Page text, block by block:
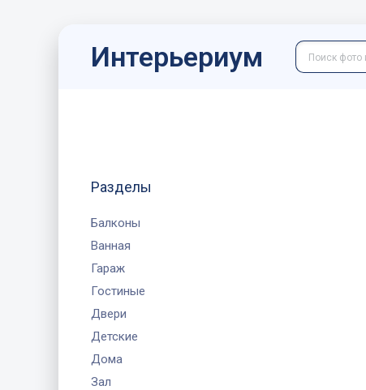
Интерьериум
Разделы
Балконы
Ванная
Гараж
Гостиные
Двери
Детские
Дома
Зал